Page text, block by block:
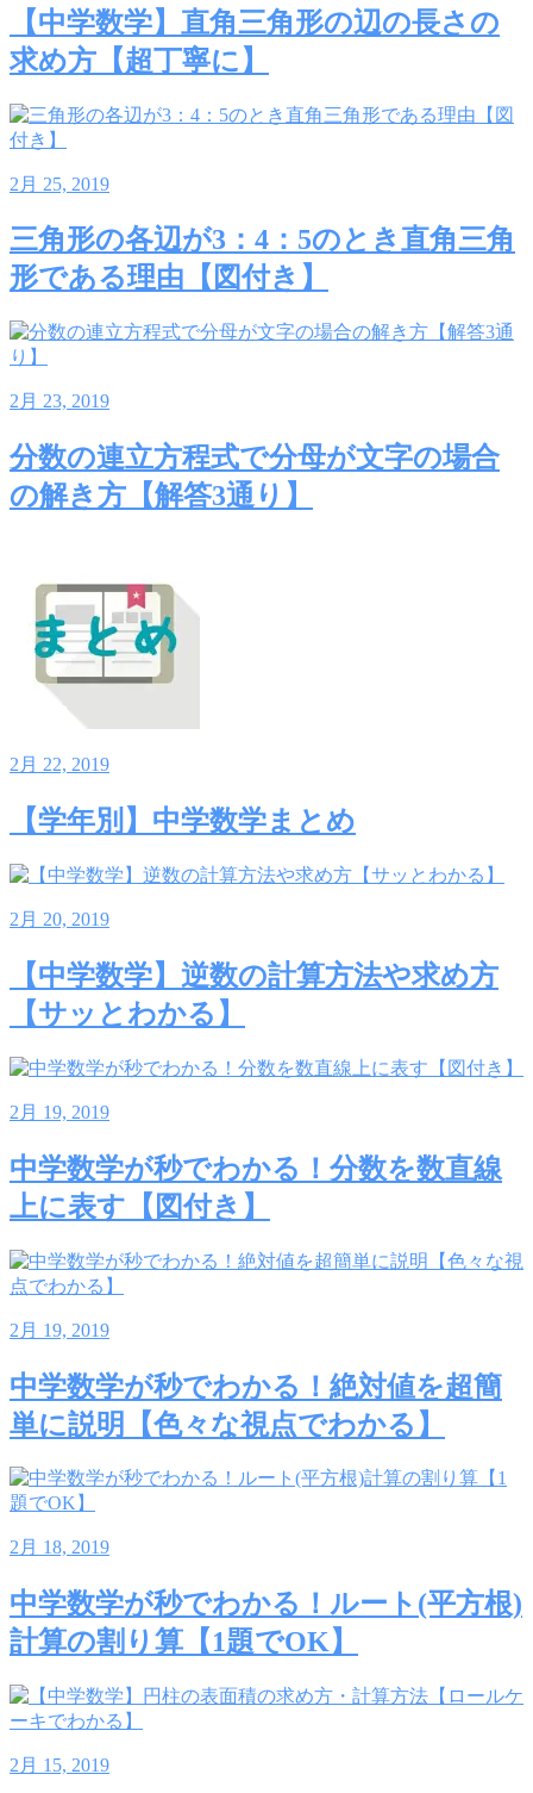
【中学数学】直角三角形の辺の長さの
求め方【超丁寧に】
2月 25, 2019
三角形の各辺が3：4：5のとき直角三角
形である理由【図付き】
2月 23, 2019
分数の連立方程式で分母が文字の場合
の解き方【解答3通り】
2月 22, 2019
【学年別】中学数学まとめ
2月 20, 2019
【中学数学】逆数の計算方法や求め方
【サッとわかる】
2月 19, 2019
中学数学が秒でわかる！分数を数直線
上に表す【図付き】
2月 19, 2019
中学数学が秒でわかる！絶対値を超簡
単に説明【色々な視点でわかる】
2月 18, 2019
中学数学が秒でわかる！ルート(平方根)
計算の割り算【1題でOK】
2月 15, 2019